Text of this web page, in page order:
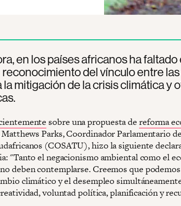
en los países africanos ha faltado
reconocimiento del vínculo entre
la mitigación de la crisis climática y
sobre una propuesta de reforma
Matthews Parks, Coordinador Parlamentario
(COSATU), hizo la siguiente
"Tanto el negacionismo ambiental como el
deben contemplarse. Creemos que
climático y el desempleo
voluntad política, planificación y